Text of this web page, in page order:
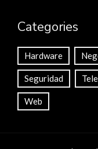
Categories
Hardware
Seguridad
Web